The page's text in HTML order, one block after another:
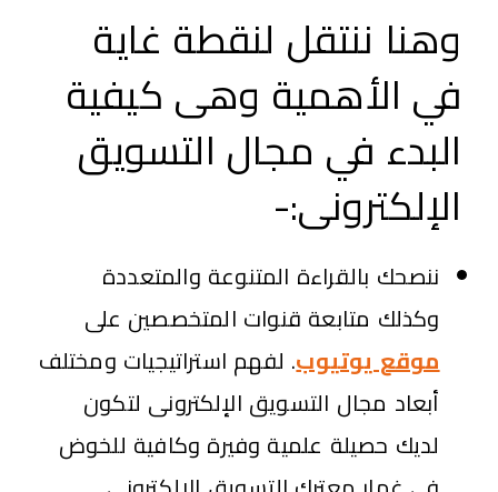
وهنا ننتقل لنقطة غاية
في الأهمية وهى كيفية
البدء في مجال التسويق
الإلكترونى:-
ننصحك بالقراءة المتنوعة والمتعددة
وكذلك متابعة قنوات المتخصصين على
موقع يوتيوب. لفهم استراتيجيات ومختلف
أبعاد مجال التسويق الإلكترونى لتكون
لديك حصيلة علمية وفيرة وكافية للخوض